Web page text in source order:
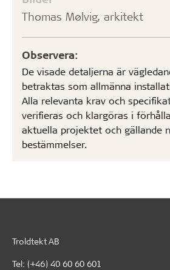
Thomas Mølvig, arkitekt
Observera:
De visade detaljerna är
betraktas som allmänna
Alla relevanta krav och
verifieras och klargöras i
aktuella projektet och gällande
bestämmelser.
Troldtekt AB
Tel: (+46) 40 60 60 601